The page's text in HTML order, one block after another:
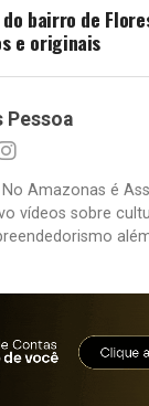
bairro de
e originais
Pessoa
Amazonas é
vídeos sobre